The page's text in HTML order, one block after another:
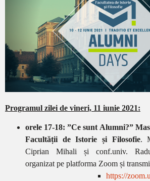
Programul zilei de vineri, 11 iunie 2021:
orele 17-18: ”Ce sunt Alumni?”
Facultății de Istorie și Filosofie.
Ciprian Mihali și conf.univ.
organizat pe platforma Zoom și
https://